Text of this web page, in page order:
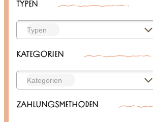
TYPEN
KATEGORIEN
ZAHLUNGSMETHODEN